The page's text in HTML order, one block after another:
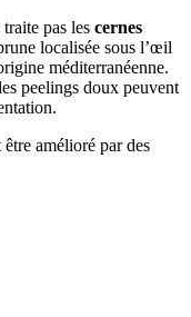
pas les cernes
localisée sous l’œil
méditerranéenne.
peelings doux peuvent
amélioré par des